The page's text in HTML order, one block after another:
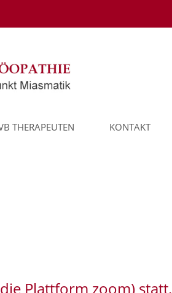
THERAPEUTEN KONTAKT
Plattform zoom) statt.